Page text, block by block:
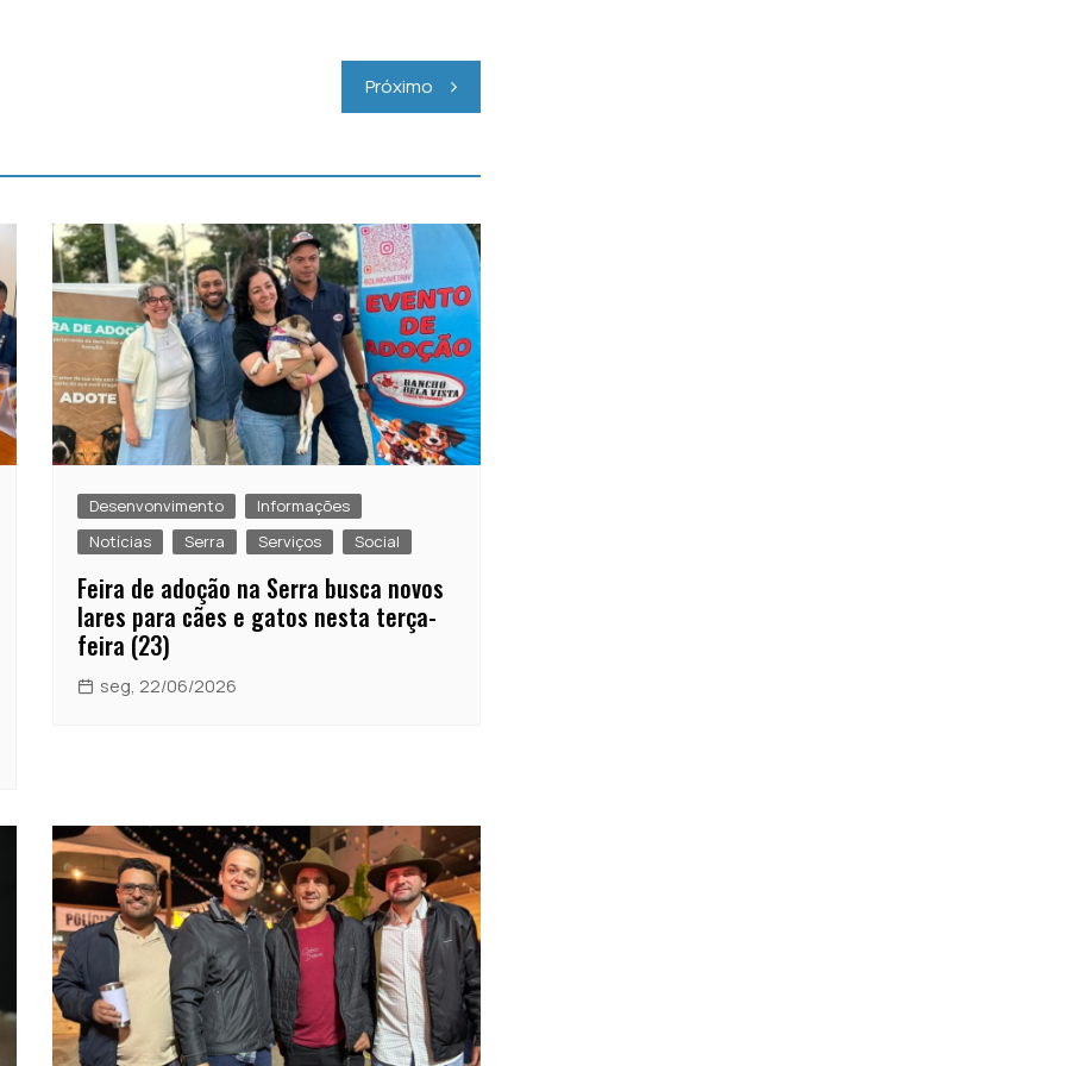
Próximo
Desenvonvimento
Informações
Notícias
Serra Serviços Social
Feira de adoção na Serra busca novos
lares para cães e gatos nesta terça-
feira (23)
seg, 22/06/2026